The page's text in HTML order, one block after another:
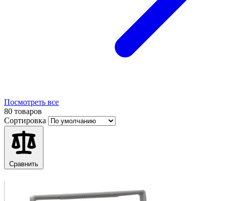
Посмотреть все
80 товаров
Сортировка
Сравнить